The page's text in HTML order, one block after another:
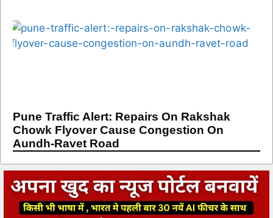
Pune Traffic Alert: Repairs On Rakshak
Chowk Flyover Cause Congestion On
Aundh-Ravet Road